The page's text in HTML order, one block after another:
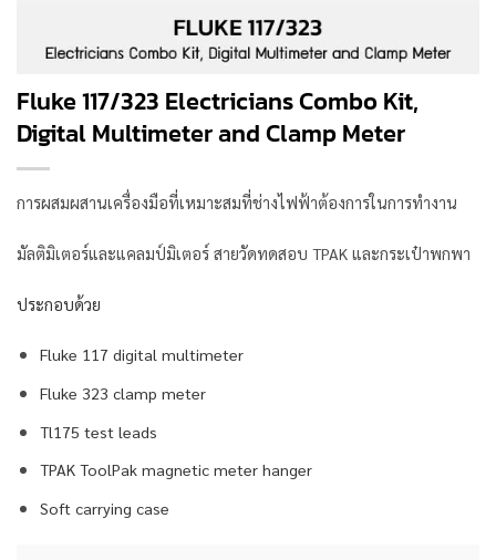
Fluke 117/323 Electricians Combo Kit,
Digital Multimeter and Clamp Meter
การผสมผสานเครื่องมือที่เหมาะสมที่ช่างไฟฟ้าต้องการในการทำงาน
มัลติมิเตอร์และแคลมป์มิเตอร์ สายวัดทดสอบ TPAK และกระเป๋าพกพา
ประกอบด้วย
Fluke 117 digital multimeter
Fluke 323 clamp meter
Tl175 test leads
TPAK ToolPak magnetic meter hanger
Soft carrying case